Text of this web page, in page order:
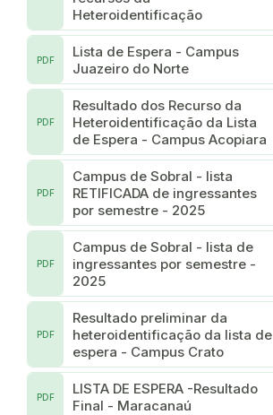
Heteroidentificação
Lista de Espera - Campus
Juazeiro do Norte
PDF
Resultado dos Recurso da
Heteroidentificação da Lista
de Espera - Campus Acopiara
PDF
Campus de Sobral - lista
RETIFICADA de ingressantes
por semestre - 2025
PDF
Campus de Sobral - lista de
ingressantes por semestre -
2025
PDF
Resultado preliminar da
heteroidentificação da lista de
espera - Campus Crato
PDF
LISTA DE ESPERA -Resultado
Final - Maracanaú
PDF